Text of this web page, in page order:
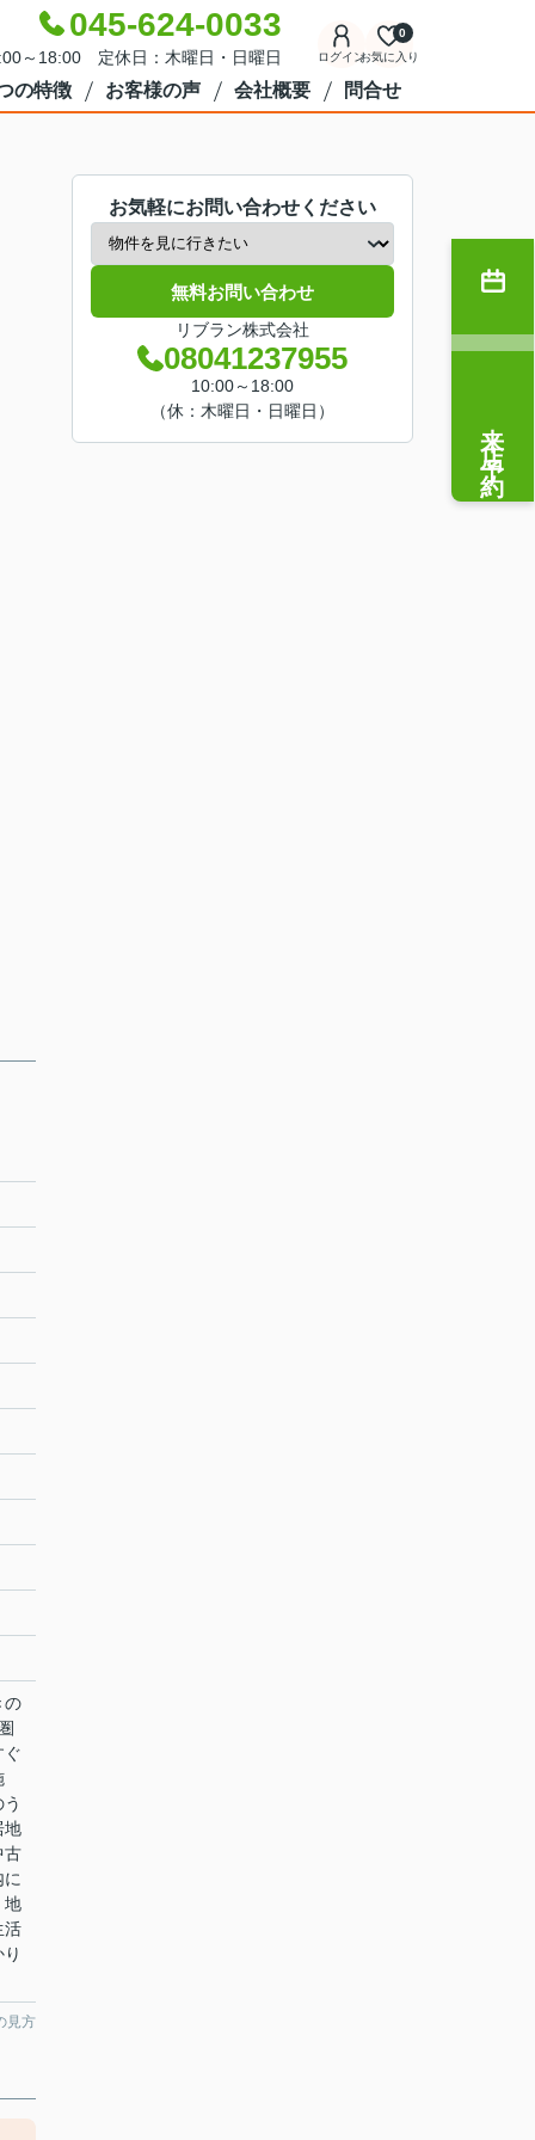
045-624-0033
～18:00 定休日：木曜日・日曜日 ログインお気に入り
0
の特徴 お客様の声 会社概要 問合せ
の
ぐ
地
古
地
活
見方
お気軽にお問い合わせください
無料お問い合わせ
リブラン株式会社
08041237955
10:00～18:00
（休：木曜日・日曜日）
来店予約